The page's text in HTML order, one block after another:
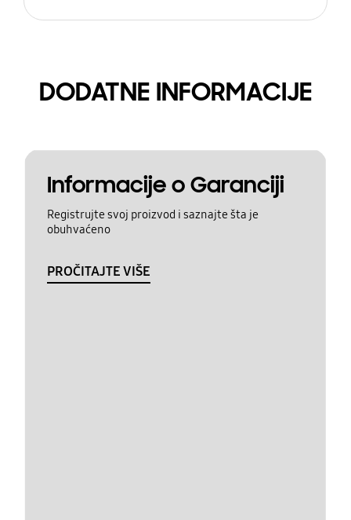
DODATNE INFORMACIJE
Informacije o Garanciji
Registrujte svoj proizvod i saznajte šta je
obuhvaćeno
PROČITAJTE VIŠE